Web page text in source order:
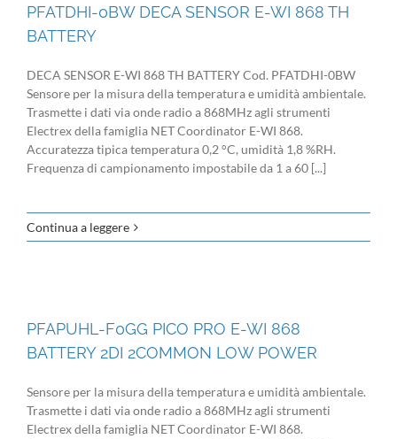
PFATDHI-0BW DECA SENSOR E-WI 868 TH
BATTERY
DECA SENSOR E-WI 868 TH BATTERY Cod. PFATDHI-0BW
Sensore per la misura della temperatura e umidità ambientale.
Trasmette i dati via onde radio a 868MHz agli strumenti
Electrex della famiglia NET Coordinator E-WI 868.
Accuratezza tipica temperatura 0,2 °C, umidità 1,8 %RH.
Frequenza di campionamento impostabile da 1 a 60 [...]
Continua a leggere
PFAPUHL-F0GG PICO PRO E-WI 868
BATTERY 2DI 2COMMON LOW POWER
Sensore per la misura della temperatura e umidità ambientale.
Trasmette i dati via onde radio a 868MHz agli strumenti
Electrex della famiglia NET Coordinator E-WI 868.